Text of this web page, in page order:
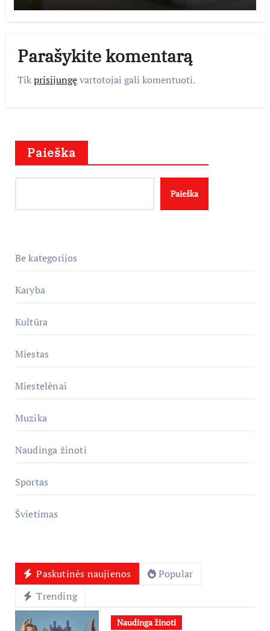
Parašykite komentarą
Tikprisijungęvartotojai gali komentuoti.
Paieška
Paieška
Be kategorijos
Karyba
Kultūra
Miestas
Miestelėnai
Muzika
Naudinga žinoti
Sportas
Švietimas
Paskutinės naujienos
Popular
Trending
Naudinga žinoti